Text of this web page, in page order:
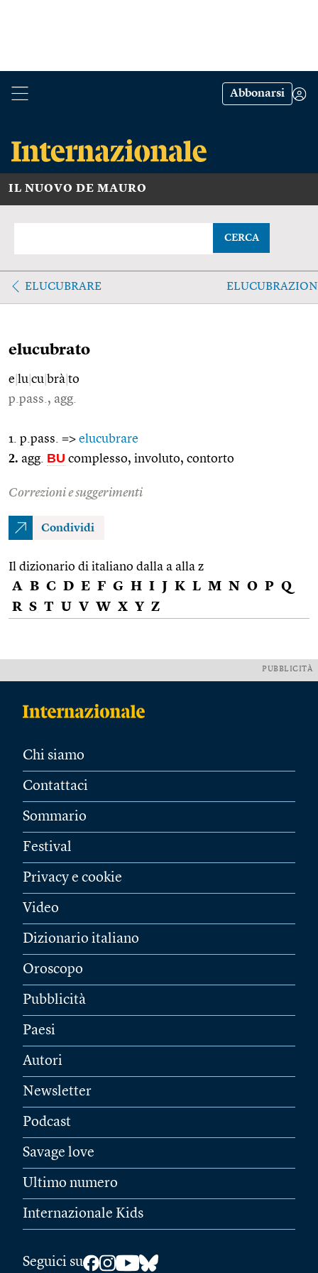
Abbonarsi
IL NUOVO DE MAURO
CERCA
ELUCUBRARE
elucubrato
e lu cu brà to
p.pass., agg.
1. p.pass. => elucubrare
2. agg. BU complesso, involuto, contorto
Correzioni e suggerimenti
Condividi
Il dizionario di italiano dalla a alla z
A B C D E F G H I J K L M N O P Q
R S T U V W X Y Z
PUBBLICITÀ
Chi siamo
Contattaci
Sommario
Festival
Privacy e cookie
Video
Dizionario italiano
Oroscopo
Pubblicità
Paesi
Autori
Newsletter
Podcast
Savage love
Ultimo numero
Internazionale Kids
Seguici su